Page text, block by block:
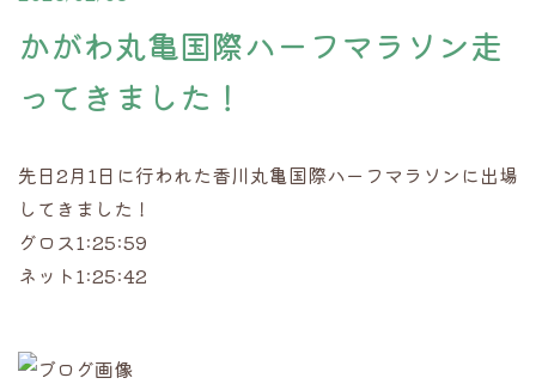
かがわ丸亀国際ハーフマラソン走
ってきました！
先日2月1日に行われた香川丸亀国際ハーフマラソンに出場
してきました！
グロス1:25:59
ネット1:25:42